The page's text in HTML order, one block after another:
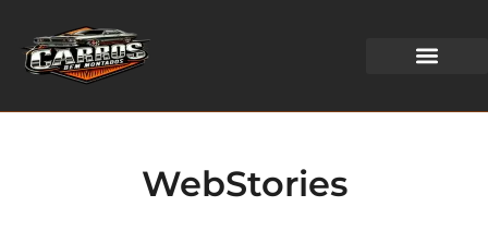
WebStories